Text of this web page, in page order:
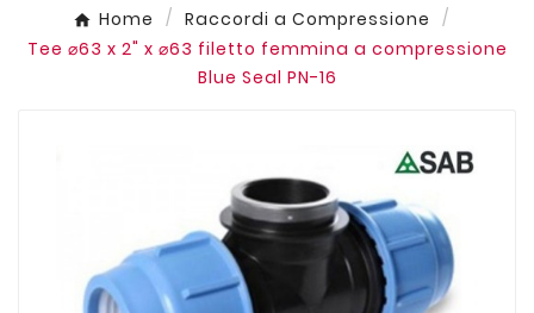
Home
Raccordi a Compressione
Tee ⌀63 x 2" x ⌀63 filetto femmina a compressione
Blue Seal PN-16